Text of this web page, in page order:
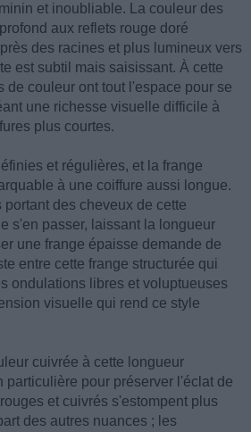
et inoubliable. La couleur des
aux reflets rouge doré
des racines et plus lumineux vers
est subtil mais saisissant. À cette
de couleur ont tout l'espace pour se
une richesse visuelle difficile à
plus courtes.
et régulières, et la frange
à une coiffure aussi longue.
portant des cheveux de cette
s'en passer, laissant la longueur
une frange épaisse demande de
entre cette frange structurée qui
ondulations libres et voluptueuses
visuelle qui rend ce style
cuivrée à cette longueur
particulière pour préserver l'éclat de
et cuivrés s'estompent plus
des autres nuances ; les